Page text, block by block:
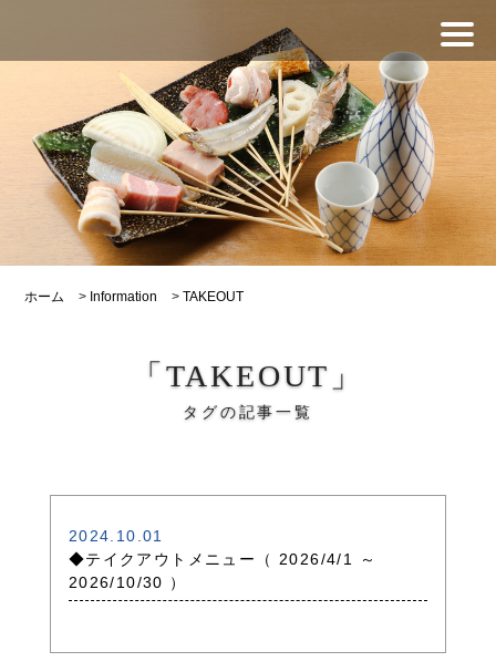
ホーム > Information >TAKEOUT
「TAKEOUT」
タグの記事一覧
2024.10.01
◆テイクアウトメニュー（ 2026/4/1 ～
2026/10/30 ）